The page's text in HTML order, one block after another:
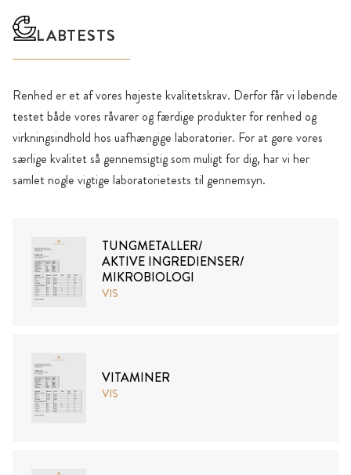
LABTESTS
Renhed er et af vores højeste kvalitetskrav. Derfor får vi løbende
testet både vores råvarer og færdige produkter for renhed og
virkningsindhold hos uafhængige laboratorier. For at gøre vores
særlige kvalitet så gennemsigtig som muligt for dig, har vi her
samlet nogle vigtige laboratorietests til gennemsyn.
TUNGMETALLER/
AKTIVE INGREDIENSER/
MIKROBIOLOGI
VIS
VITAMINER
VIS